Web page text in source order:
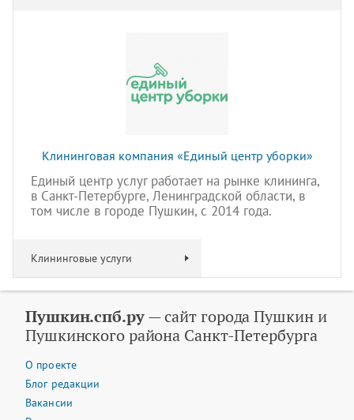
Клининговая компания «Единый центр уборки»
Единый центр услуг работает на рынке клининга,
в Санкт-Петербурге, Ленинградской области, в
том числе в городе Пушкин, с 2014 года.
Клининговые услуги
Пушкин.спб.ру— сайт города Пушкин и
Пушкинского района Санкт-Петербурга
О проекте
Блог редакции
Вакансии